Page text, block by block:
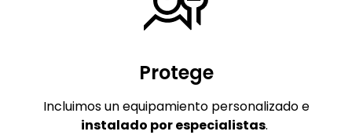
Protege
Incluimos un equipamiento personalizado e
instalado por especialistas.